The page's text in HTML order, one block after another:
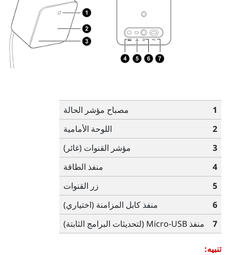
1
مصباح مؤشر الحالة
2
اللوحة الأمامية
3
مؤشر القنوات (غائر)
4
منفذ الطاقة
5
زر القنوات
6
منفذ كابل المزامنة (اختياري)
7
منفذ Micro-USB (لتحديثات البرامج الثابتة)
تنبيه: